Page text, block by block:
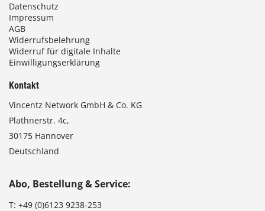
Datenschutz
Impressum
AGB
Widerrufsbelehrung
Widerruf für digitale Inhalte
Einwilligungserklärung
Kontakt
Vincentz Network GmbH & Co. KG
Plathnerstr. 4c,
30175 Hannover
Deutschland
Abo, Bestellung & Service:
T: +49 (0)6123 9238-253